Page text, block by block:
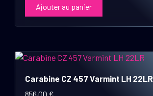
Ajouter au panier
Carabine CZ 457 Varmint LH 22LR
856,00 €